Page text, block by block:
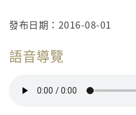
發布日期： 2016-08-01
語音導覽